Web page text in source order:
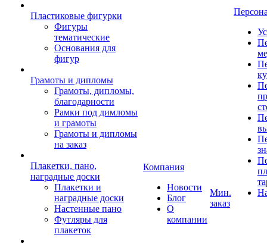
Пластиковые фигурки
Фигуры
тематические
Основания для
фигур
Грамоты и дипломы
Грамоты, дипломы,
благодарности
Рамки под димломы
и грамоты
Грамоты и дипломы
на заказ
Плакетки, пано,
наградные доски
Плакетки и
наградные доски
Настенные пано
Футляры для
плакеток
Компания
Новости
Блог
О
компании
Мин.
заказ